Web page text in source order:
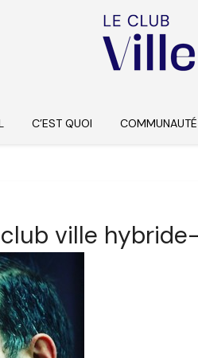
C’EST QUOI COMMUNAUTÉ
club ville